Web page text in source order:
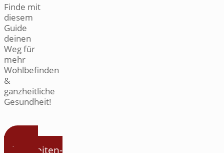
Finde mit
diesem
Guide
deinen
Weg für
mehr
Wohlbefinden
&
ganzheitliche
Gesundheit!
Zum
Jahreszeiten-